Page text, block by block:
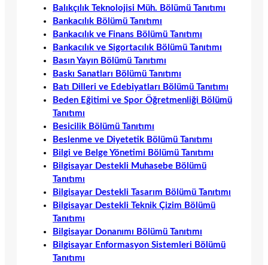
Balıkçılık Teknolojisi Müh. Bölümü Tanıtımı
Bankacılık Bölümü Tanıtımı
Bankacılık ve Finans Bölümü Tanıtımı
Bankacılık ve Sigortacılık Bölümü Tanıtımı
Basın Yayın Bölümü Tanıtımı
Baskı Sanatları Bölümü Tanıtımı
Batı Dilleri ve Edebiyatları Bölümü Tanıtımı
Beden Eğitimi ve Spor Öğretmenliği Bölümü
Tanıtımı
Besicilik Bölümü Tanıtımı
Beslenme ve Diyetetik Bölümü Tanıtımı
Bilgi ve Belge Yönetimi Bölümü Tanıtımı
Bilgisayar Destekli Muhasebe Bölümü
Tanıtımı
Bilgisayar Destekli Tasarım Bölümü Tanıtımı
Bilgisayar Destekli Teknik Çizim Bölümü
Tanıtımı
Bilgisayar Donanımı Bölümü Tanıtımı
Bilgisayar Enformasyon Sistemleri Bölümü
Tanıtımı